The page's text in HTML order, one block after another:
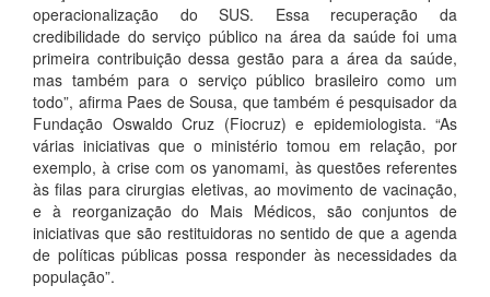
operacionalização do SUS. Essa recuperação da
credibilidade do serviço público na área da saúde foi uma
primeira contribuição dessa gestão para a área da saúde,
mas também para o serviço público brasileiro como um
todo”, afirma Paes de Sousa, que também é pesquisador da
Fundação Oswaldo Cruz (Fiocruz) e epidemiologista. “As
várias iniciativas que o ministério tomou em relação, por
exemplo, à crise com os yanomami, às questões referentes
às filas para cirurgias eletivas, ao movimento de vacinação,
e à reorganização do Mais Médicos, são conjuntos de
iniciativas que são restituidoras no sentido de que a agenda
de políticas públicas possa responder às necessidades da
população”.